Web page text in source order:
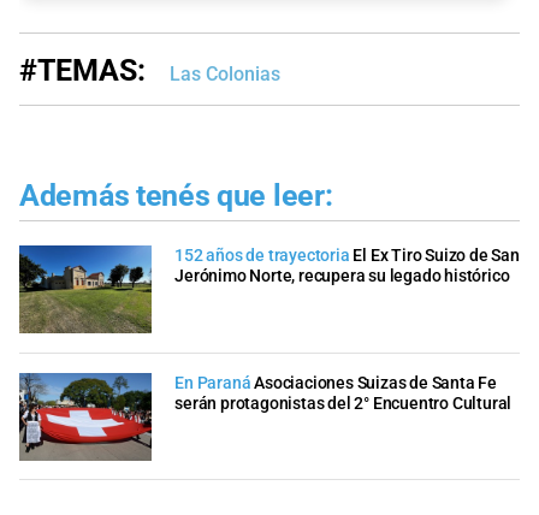
#TEMAS: Las Colonias
Además tenés que leer:
152 años de trayectoria El Ex Tiro Suizo de San
Jerónimo Norte, recupera su legado histórico
En ParanáAsociaciones Suizas de Santa Fe
serán protagonistas del 2° Encuentro Cultural